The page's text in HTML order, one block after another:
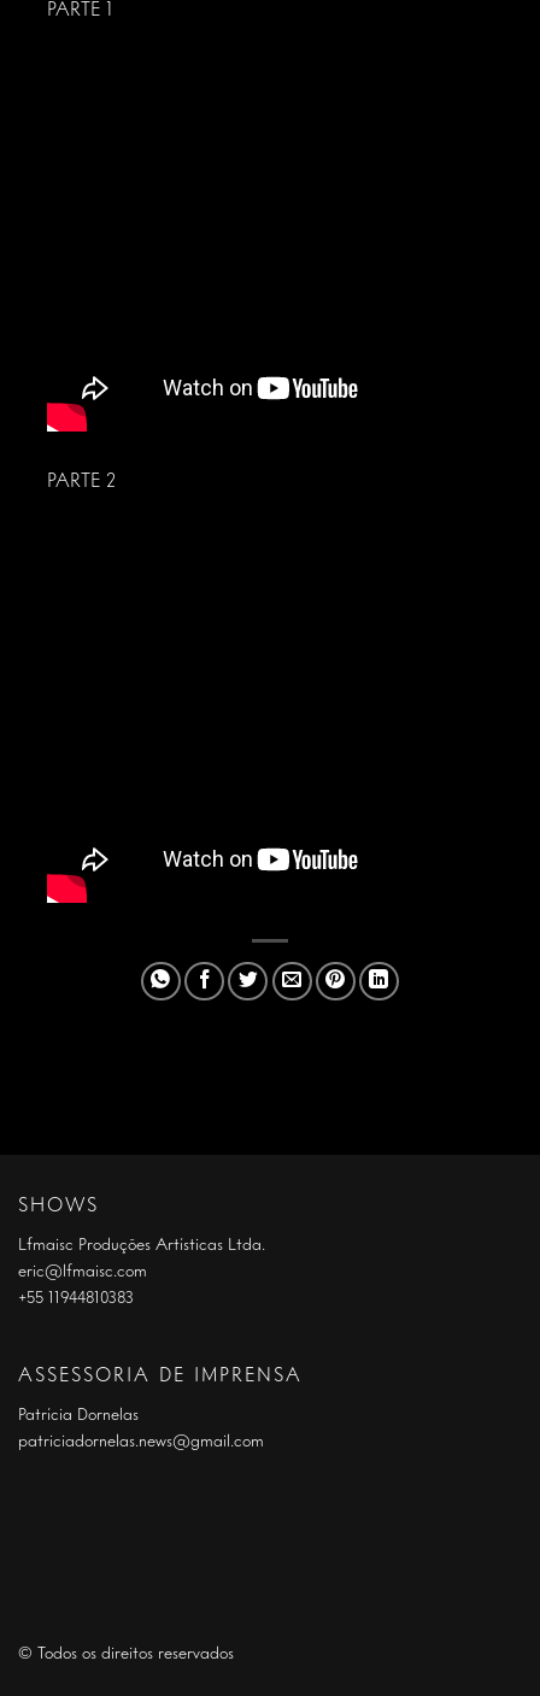
PARTE 1
PARTE 2
SHOWS
Lfmaisc Produções Artísticas Ltda.
eric@lfmaisc.com
+55 11944810383
ASSESSORIA DE IMPRENSA
Patrícia Dornelas
patriciadornelas.news@gmail.com
© Todos os direitos reservados